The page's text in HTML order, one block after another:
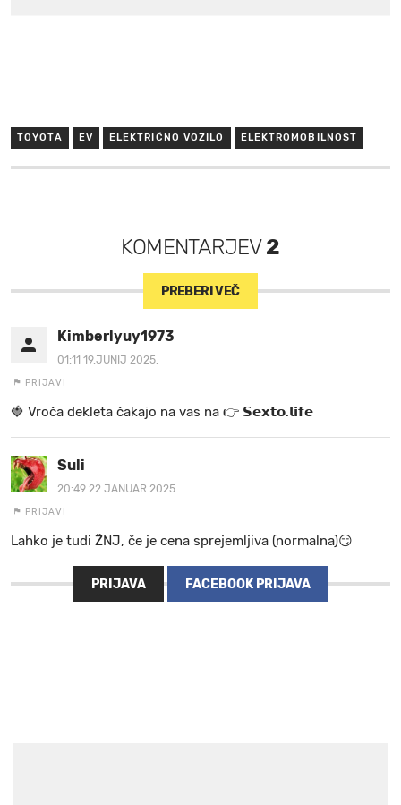
TOYOTA EV ELEKTRIČNO VOZILO ELEKTROMOBILNOST
KOMENTARJEV2
PREBERI VEČ
Kimberlyuy1973
01:11 19.JUNIJ 2025.
PRIJAVI
🍓 V r o č a d e k l e t a ča k a jo na va s n a 👉 𝗦𝗲𝘅𝘁𝗼.𝗹𝗶𝗳𝗲
Suli
20:49 22.JANUAR 2025.
PRIJAVI
Lahko je tudi ŽNJ, če je cena sprejemljiva (normalna)😏
PRIJAVA FACEBOOK PRIJAVA